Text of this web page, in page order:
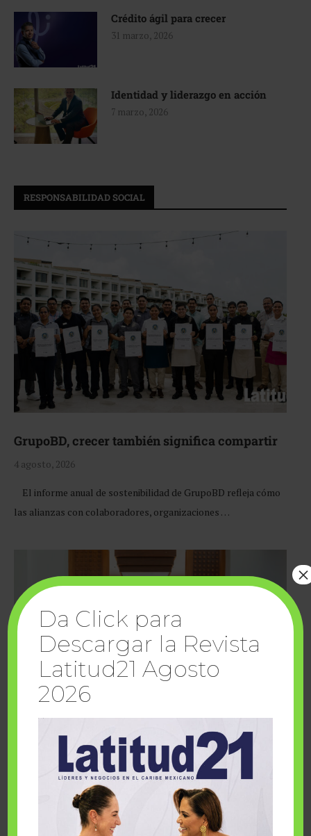
Crédito ágil para crecer
31 marzo, 2026
Identidad y liderazgo en acción
7 marzo, 2026
RESPONSABILIDAD SOCIAL
GrupoBD, crecer también significa compartir
4 agosto, 2026
El informe anual de sostenibilidad de GrupoBD refleja cómo
las alianzas con colaboradores, organizaciones …
Cuando la solidaridad inspira; cumplen
sueños Fairmont Mayakoba y Make-A-Wish
Da Click para
Descargar la Revista
Latitud21 Agosto
2026
×